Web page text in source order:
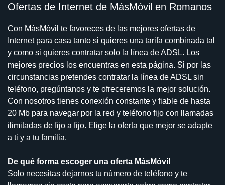
Ofertas de Internet de MásMóvil en Romanos
Con MásMóvil te favoreces de las mejores ofertas de
Internet para casa tanto si quieres una tarifa combinada tal
y como si quieres contratar solo la línea de ADSL. Los
mejores precios los encuentras en esta página. Si por las
circunstancias pretendes contratar la línea de ADSL sin
teléfono, pregúntanos y te ofreceremos la mejor solución.
Con nosotros tienes conexión constante y fiable de hasta
20 Mb para navegar por la red y teléfono fijo con llamadas
ilimitadas de fijo a fijo. Elige la oferta que mejor se adapte
a ti y a tu familia.
De qué forma escoger una oferta MásMóvil
Solo necesitas dejarnos tu número de teléfono y te